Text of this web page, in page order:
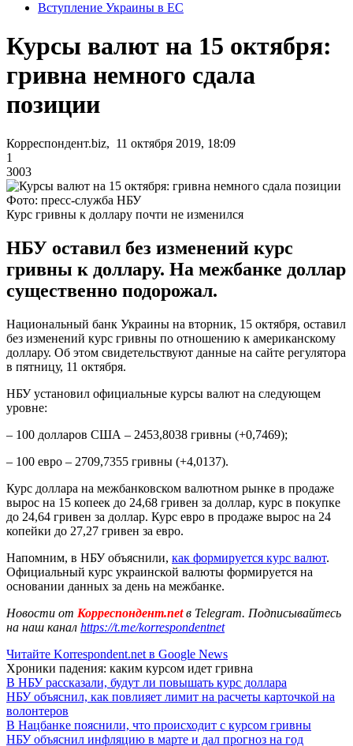
Вступление Украины в ЕС
Курсы валют на 15 октября:
гривна немного сдала
позиции
Корреспондент.biz, 11 октября 2019, 18:09
1
3003
Фото: пресс-служба НБУ
Курс гривны к доллару почти не изменился
НБУ оставил без изменений курс
гривны к доллару. На межбанке доллар
существенно подорожал.
Национальный банк Украины на вторник, 15 октября, оставил
без изменений курс гривны по отношению к американскому
доллару. Об этом свидетельствуют данные на сайте регулятора
в пятницу, 11 октября.
НБУ установил официальные курсы валют на следующем
уровне:
– 100 долларов США – 2453,8038 гривны (+0,7469);
– 100 евро – 2709,7355 гривны (+4,0137).
Курс доллара на межбанковском валютном рынке в продаже
вырос на 15 копеек до 24,68 гривен за доллар, курс в покупке
до 24,64 гривен за доллар. Курс евро в продаже вырос на 24
копейки до 27,27 гривен за евро.
Напомним, в НБУ объяснили, как формируется курс валют.
Официальный курс украинской валюты формируется на
основании данных за день на межбанке.
Новости от Корреспондент.netв Telegram. Подписывайтесь
на наш канал https://t.me/korrespondentnet
Читайте Korrespondent.net в Google News
Хроники падения: каким курсом идет гривна
В НБУ рассказали, будут ли повышать курс доллара
НБУ объяснил, как повлияет лимит на расчеты карточкой на
волонтеров
В Нацбанке пояснили, что происходит с курсом гривны
НБУ объяснил инфляцию в марте и дал прогноз на год